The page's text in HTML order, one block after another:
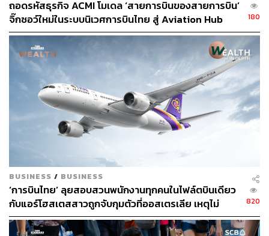
ถอดรหัสธุรกิจ ACMI โมเดล ‘สายการบินของสายการบิน’
จิ๊กซอว์ใหม่ในระบบนิเวศการบินไทย สู่ Aviation Hub
ของภูมิภาค
180
BUSINESS / BUSINESS
‘การบินไทย’ ลุยสอบสวนพนักงานทุกคนในไฟล์ตบินเดียว
กับแอร์โฮสเตสสาวถูกจับกุมตัวที่ออสเตรเลีย เหตุไม่
สามารถสอบสวนแอร์ฯที่ถูกจับได้โดยตรง
820